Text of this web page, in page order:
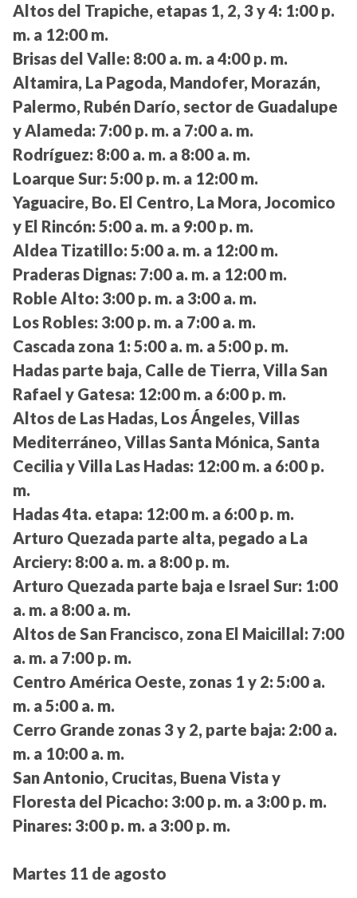
Altos del Trapiche, etapas 1, 2, 3 y 4: 1:00 p.
m. a 12:00 m.
Brisas del Valle: 8:00 a. m. a 4:00 p. m.
Altamira, La Pagoda, Mandofer, Morazán,
Palermo, Rubén Darío, sector de Guadalupe
y Alameda: 7:00 p. m. a 7:00 a. m.
Rodríguez: 8:00 a. m. a 8:00 a. m.
Loarque Sur: 5:00 p. m. a 12:00 m.
Yaguacire, Bo. El Centro, La Mora, Jocomico
y El Rincón: 5:00 a. m. a 9:00 p. m.
Aldea Tizatillo: 5:00 a. m. a 12:00 m.
Praderas Dignas: 7:00 a. m. a 12:00 m.
Roble Alto: 3:00 p. m. a 3:00 a. m.
Los Robles: 3:00 p. m. a 7:00 a. m.
Cascada zona 1: 5:00 a. m. a 5:00 p. m.
Hadas parte baja, Calle de Tierra, Villa San
Rafael y Gatesa: 12:00 m. a 6:00 p. m.
Altos de Las Hadas, Los Ángeles, Villas
Mediterráneo, Villas Santa Mónica, Santa
Cecilia y Villa Las Hadas: 12:00 m. a 6:00 p.
m.
Hadas 4ta. etapa: 12:00 m. a 6:00 p. m.
Arturo Quezada parte alta, pegado a La
Arciery: 8:00 a. m. a 8:00 p. m.
Arturo Quezada parte baja e Israel Sur: 1:00
a. m. a 8:00 a. m.
Altos de San Francisco, zona El Maicillal: 7:00
a. m. a 7:00 p. m.
Centro América Oeste, zonas 1 y 2: 5:00 a.
m. a 5:00 a. m.
Cerro Grande zonas 3 y 2, parte baja: 2:00 a.
m. a 10:00 a. m.
San Antonio, Crucitas, Buena Vista y
Floresta del Picacho: 3:00 p. m. a 3:00 p. m.
Pinares: 3:00 p. m. a 3:00 p. m.
Martes 11 de agosto